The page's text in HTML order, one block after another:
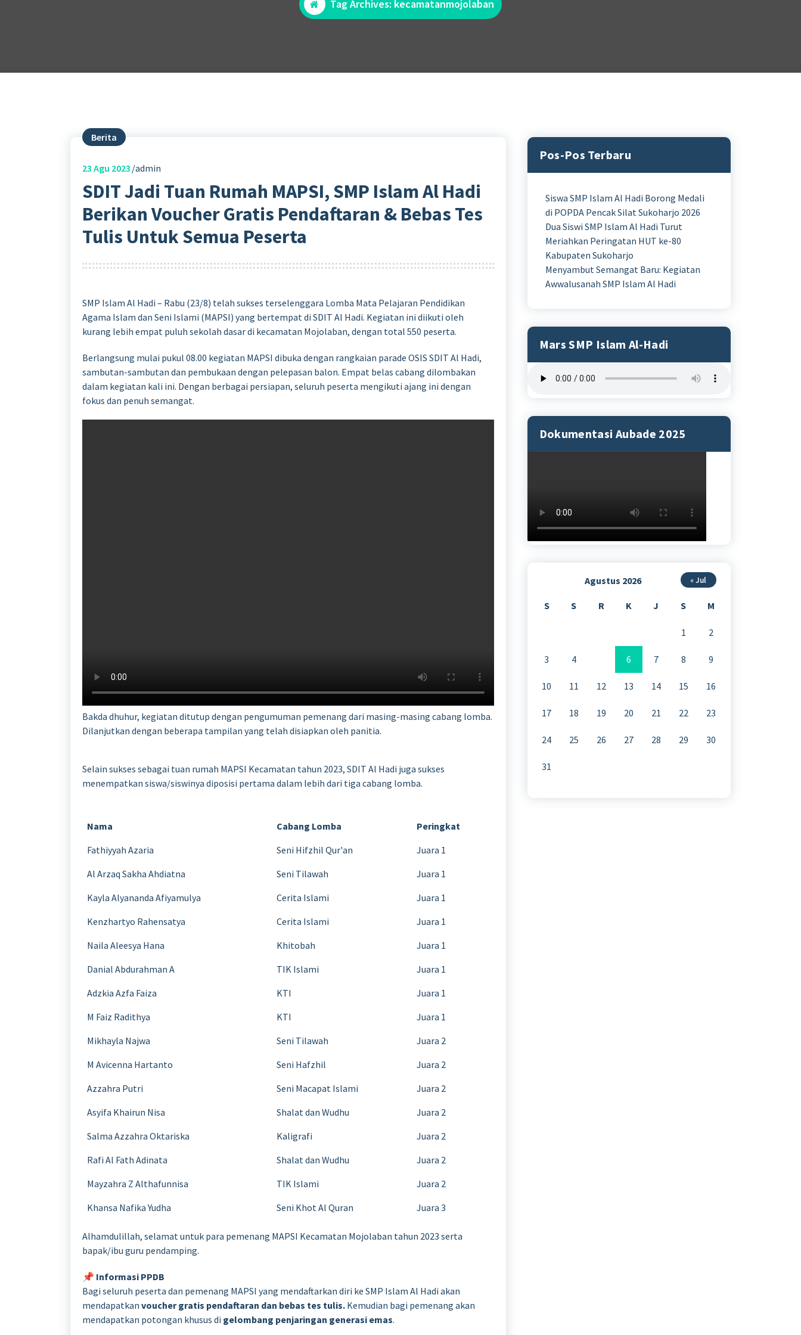
Tag Archives: kecamatanmojolaban
Berita
23 Agu 2023 admin
SDIT Jadi Tuan Rumah MAPSI, SMP Islam Al Hadi
Berikan Voucher Gratis Pendaftaran & Bebas Tes
Tulis Untuk Semua Peserta
SMP Islam Al Hadi – Rabu (23/8) telah sukses terselenggara Lomba Mata Pelajaran Pendidikan
Agama Islam dan Seni Islami (MAPSI) yang bertempat di SDIT Al Hadi. Kegiatan ini diikuti oleh
kurang lebih empat puluh sekolah dasar di kecamatan Mojolaban, dengan total 550 peserta.
Berlangsung mulai pukul 08.00 kegiatan MAPSI dibuka dengan rangkaian parade OSIS SDIT Al Hadi,
sambutan-sambutan dan pembukaan dengan pelepasan balon. Empat belas cabang dilombakan
dalam kegiatan kali ini. Dengan berbagai persiapan, seluruh peserta mengikuti ajang ini dengan
fokus dan penuh semangat.
Bakda dhuhur, kegiatan ditutup dengan pengumuman pemenang dari masing-masing cabang lomba.
Dilanjutkan dengan beberapa tampilan yang telah disiapkan oleh panitia.
Selain sukses sebagai tuan rumah MAPSI Kecamatan tahun 2023, SDIT Al Hadi juga sukses
menempatkan siswa/siswinya diposisi pertama dalam lebih dari tiga cabang lomba.
Nama Cabang Lomba
Peringkat
Fathiyyah Azaria
Seni Hifzhil Qur'an
Juara 1
Al Arzaq Sakha Ahdiatna
Seni Tilawah
Juara 1
Kayla Alyananda Afiyamulya
Cerita Islami
Juara 1
Kenzhartyo Rahensatya
Cerita Islami
Juara 1
Naila Aleesya Hana
Khitobah
Juara 1
Danial Abdurahman A
TIK Islami
Juara 1
Adzkia Azfa Faiza
KTI
Juara 1
M Faiz Radithya
KTI
Juara 1
Mikhayla Najwa
Seni Tilawah
Juara 2
M Avicenna Hartanto
Seni Hafzhil
Juara 2
Azzahra Putri
Seni Macapat Islami
Juara 2
Asyifa Khairun Nisa
Shalat dan Wudhu
Juara 2
Salma Azzahra Oktariska
Kaligrafi
Juara 2
Rafi Al Fath Adinata
Shalat dan Wudhu
Juara 2
Mayzahra Z Althafunnisa
TIK Islami
Juara 2
Khansa Nafika Yudha
Seni Khot Al Quran Juara 3
Alhamdulillah, selamat untuk para pemenang MAPSI Kecamatan Mojolaban tahun 2023 serta
bapak/ibu guru pendamping.
📌 Informasi PPDB
Bagi seluruh peserta dan pemenang MAPSI yang mendaftarkan diri ke SMP Islam Al Hadi akan
mendapatkan voucher gratis pendaftaran dan bebas tes tulis. Kemudian bagi pemenang akan
mendapatkan potongan khusus di gelombang penjaringan generasi emas.
Pos-Pos Terbaru
Siswa SMP Islam Al Hadi Borong Medali
di POPDA Pencak Silat Sukoharjo 2026
Dua Siswi SMP Islam Al Hadi Turut
Meriahkan Peringatan HUT ke-80
Kabupaten Sukoharjo
Menyambut Semangat Baru: Kegiatan
Awwalusanah SMP Islam Al Hadi
Mars SMP Islam Al-Hadi
Dokumentasi Aubade 2025
Agustus 2026
S S R K J S M
1 2
3 4 6 7 8 9
10 11 12 13 14 15 16
17 18 19 20 21 22 23
24 25 26 27 28 29 30
31
« Jul